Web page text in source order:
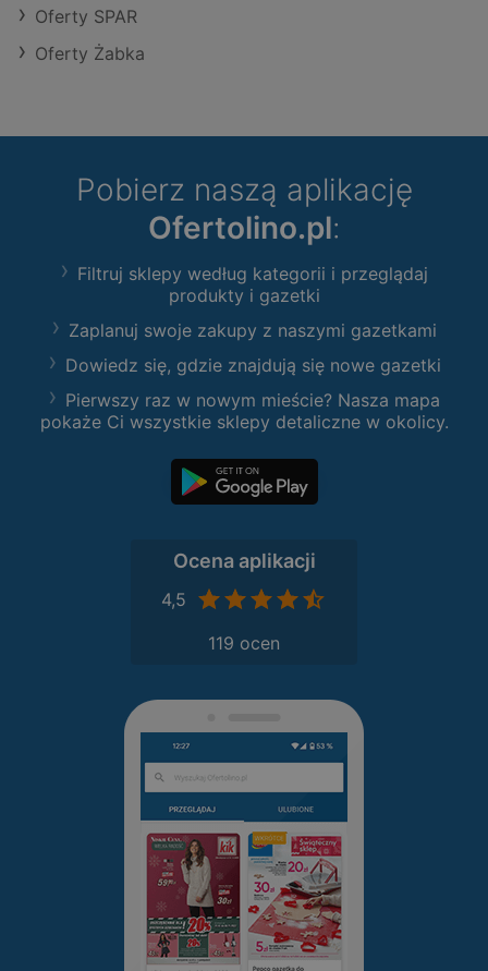
Oferty SPAR
Oferty Żabka
Pobierz naszą aplikację
Ofertolino.pl:
Filtruj sklepy według kategorii i przeglądaj
produkty i gazetki
Zaplanuj swoje zakupy z naszymi gazetkami
Dowiedz się, gdzie znajdują się nowe gazetki
Pierwszy raz w nowym mieście? Nasza mapa
pokaże Ci wszystkie sklepy detaliczne w okolicy.
Ocena aplikacji
4,5
119 ocen